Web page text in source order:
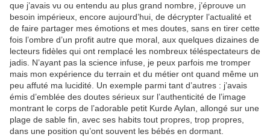
que j’avais vu ou entendu au plus grand nombre, j’éprouve un
besoin impérieux, encore aujourd’hui, de décrypter l’actualité et
de faire partager mes émotions et mes doutes, sans en tirer cette
fois l’ombre d’un profit autre que moral, aux quelques dizaines de
lecteurs fidèles qui ont remplacé les nombreux téléspectateurs de
jadis. N’ayant pas la science infuse, je peux parfois me tromper
mais mon expérience du terrain et du métier ont quand même un
peu affuté ma lucidité. Un exemple parmi tant d’autres : j’avais
émis d’emblée des doutes sérieux sur l’authenticité de l’image
montrant le corps de l’adorable petit Kurde Aylan, allongé sur une
plage de sable fin, avec ses habits tout propres, trop propres,
dans une position qu’ont souvent les bébés en dormant.